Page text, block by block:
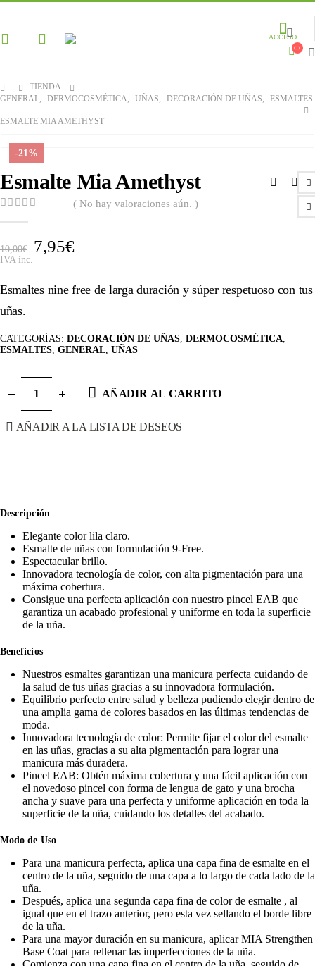
ACCESO
TIENDA
GENERAL, DERMOCOSMÉTICA, UÑAS, DECORACIÓN DE UÑAS, ESMALTES
ESMALTE MIA AMETHYST
-21%
Esmalte Mia Amethyst
( No hay valoraciones aún. )
10,00€ 7,95€
IVA inc.
Esmaltes nine free de larga duración y súper respetuoso con tus
uñas.
CATEGORÍAS: DECORACIÓN DE UÑAS DERMOCOSMÉTICA
ESMALTES GENERAL UÑAS
AÑADIR AL CARRITO
AÑADIR A LA LISTA DE DESEOS
Descripción
Elegante color lila claro.
Esmalte de uñas con formulación 9-Free.
Espectacular brillo.
Innovadora tecnología de color, con alta pigmentación para una
máxima cobertura.
Consigue una perfecta aplicación con nuestro pincel EAB que
garantiza un acabado profesional y uniforme en toda la superficie
de la uña.
Beneficios
Nuestros esmaltes garantizan una manicura perfecta cuidando de
la salud de tus uñas gracias a su innovadora formulación.
Equilibrio perfecto entre salud y belleza pudiendo elegir dentro de
una amplia gama de colores basados en las últimas tendencias de
moda.
Innovadora tecnología de color: Permite fijar el color del esmalte
en las uñas, gracias a su alta pigmentación para lograr una
manicura más duradera.
Pincel EAB: Obtén máxima cobertura y una fácil aplicación con
el novedoso pincel con forma de lengua de gato y una brocha
ancha y suave para una perfecta y uniforme aplicación en toda la
superficie de la uña, cuidando los detalles del acabado.
Modo de Uso
Para una manicura perfecta, aplica una capa fina de esmalte en el
centro de la uña, seguido de una capa a lo largo de cada lado de la
uña.
Después, aplica una segunda capa fina de color de esmalte , al
igual que en el trazo anterior, pero esta vez sellando el borde libre
de la uña.
Para una mayor duración en su manicura, aplicar MIA Strengthen
Base Coat para rellenar las imperfecciones de la uña.